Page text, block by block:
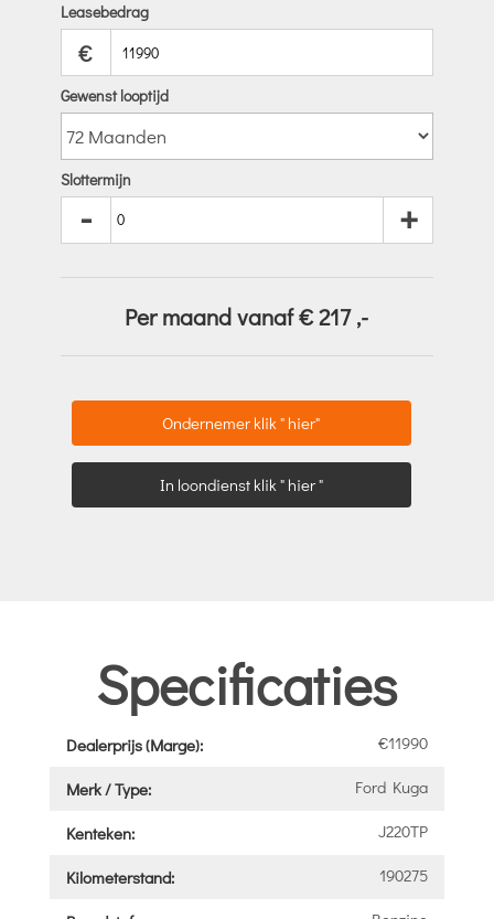
Leasebedrag
€
Gewenst looptijd
Slottermijn
- +
Per maand vanaf €217,-
Ondernemer klik " hier"
In loondienst klik " hier "
Specificaties
Dealerprijs (Marge): €11990
Merk / Type: Ford Kuga
Kenteken: J220TP
Kilometerstand: 190275